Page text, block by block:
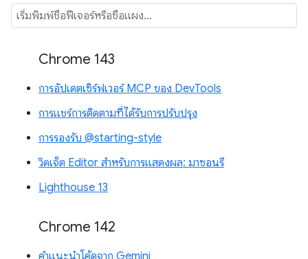
Chrome 143
การอัปเดตเซิร์ฟเวอร์ MCP ของ DevTools
การแชร์การติดตามที่ได้รับการปรับปรุง
การรองรับ @starting-style
วิดเจ็ต Editor สำหรับการแสดงผล: มาซอนรี
Lighthouse 13
Chrome 142